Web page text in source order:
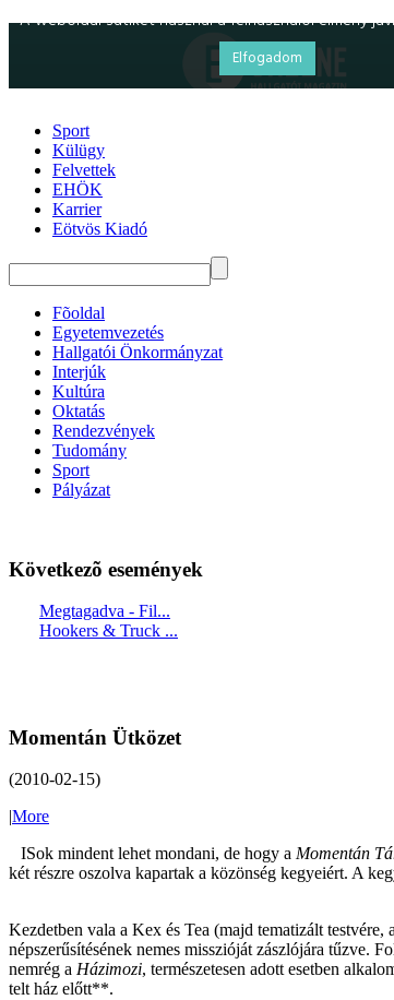
Sport
Külügy
Felvettek
EHÖK
Karrier
Eötvös Kiadó
Fõoldal
Egyetemvezetés
Hallgatói Önkormányzat
Interjúk
Kultúra
Oktatás
Rendezvények
Tudomány
Sport
Pályázat
Következõ események
Megtagadva - Fil...
Hookers & Truck ...
Momentán Ütközet
(2010-02-15)
More
ISok mindent lehet mondani, de hogy a Momentán
két részre oszolva kapartak a közönség kegyeiért. A
Kezdetben vala a Kex és Tea (majd tematizált
népszerűsítésének nemes misszióját zászlójára tűzve.
nemrég a Házimozi, természetesen adott esetben
telt ház előtt**.